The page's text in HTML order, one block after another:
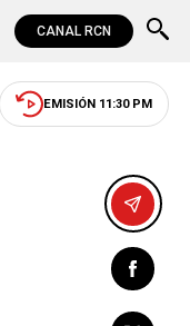
CANAL RCN
EMISIÓN 11:30 PM